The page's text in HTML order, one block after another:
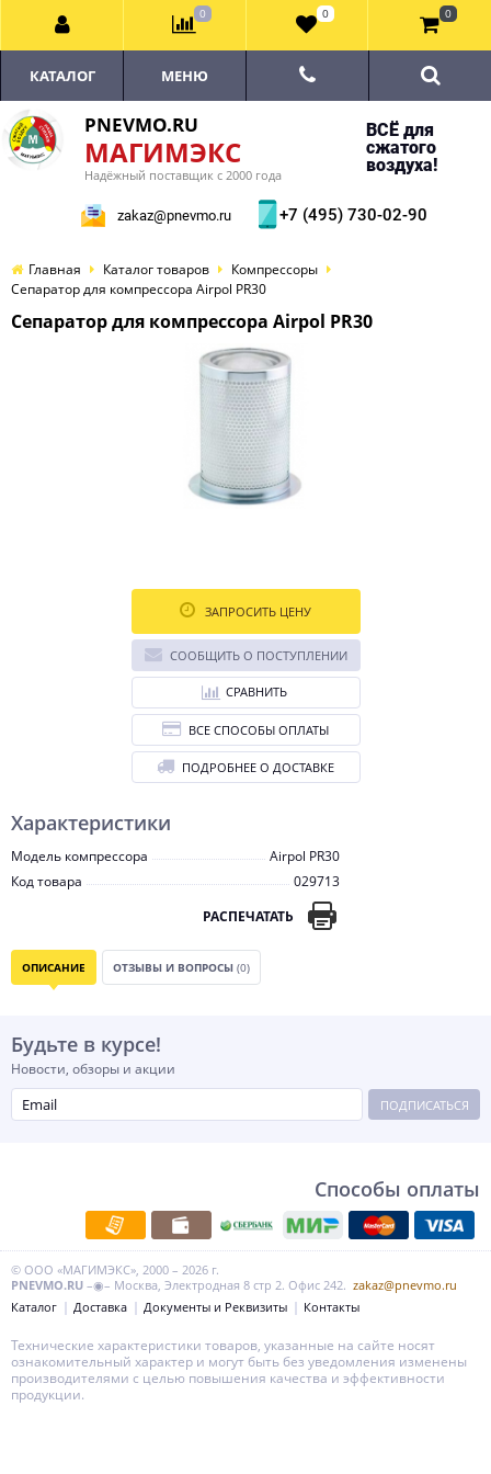
PNEVMO.RU
МАГИМЭКС
Надёжный поставщик с 2000 года
ВСЁ для
сжатого
воздуха!
zakaz@pnevmo.ru +7 (495) 730-02-90
КАТАЛОГ МЕНЮ
Главная Каталог товаров
Компрессоры
Сепаратор для компрессора Airpol PR30
Сепаратор для компрессора Airpol PR30
Характеристики
Модель компрессора
Airpol PR30
Код товара
029713
РАСПЕЧАТАТЬ
ЗАПРОСИТЬ ЦЕНУ
СООБЩИТЬ О ПОСТУПЛЕНИИ
СРАВНИТЬ
ВСЕ СПОСОБЫ ОПЛАТЫ
ПОДРОБНЕЕ О ДОСТАВКЕ
ОПИСАНИЕ ОТЗЫВЫ И ВОПРОСЫ (0)
Будьте в курсе!
Новости, обзоры и акции
ПОДПИСАТЬСЯ
Способы оплаты
© ООО «МАГИМЭКС», 2000 – 2026 г.
PNEVMO.RU –◉– Москва, Электродная 8 стр 2. Офис 242. zakaz@pnevmo.ru
Каталог
Доставка Документы и Реквизиты Контакты
0 0 0
Технические характеристики товаров, указанные на сайте носят
ознакомительный характер и могут быть без уведомления изменены
производителями с целью повышения качества и эффективности
продукции.